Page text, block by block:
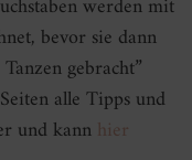
werden mit
bevor sie dann
gebracht”
alle Tipps und
und kann hier